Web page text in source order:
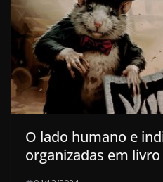
O lado humano e
organizadas em livro